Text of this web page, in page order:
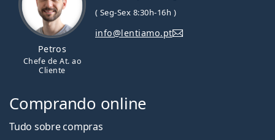
Petros
Chefe de At. ao
Cliente
( Seg-Sex 8:30h-16h )
info@lentiamo.pt
Comprando online
Tudo sobre compras